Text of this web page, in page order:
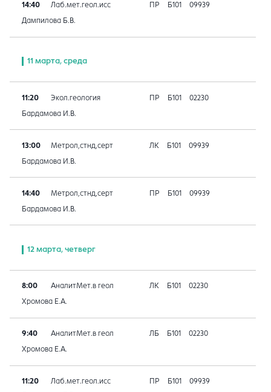
14:40 Лаб.мет.геол.исс ПР Б101 09939
Дампилова Б.В.
11 марта, среда
11:20 Экол.геология ПР Б101 02230
Бардамова И.В.
13:00 Метрол,стнд,серт ЛК Б101 09939
Бардамова И.В.
14:40 Метрол,стнд,серт ПР Б101 09939
Бардамова И.В.
12 марта, четверг
8:00 АналитМет.в геол ЛК Б101 02230
Хромова Е.А.
9:40 АналитМет.в геол ЛБ Б101 02230
Хромова Е.А.
11:20 Лаб.мет.геол.исс ПР Б101 09939